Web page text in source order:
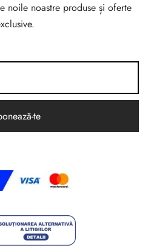
noile noastre produse și oferte